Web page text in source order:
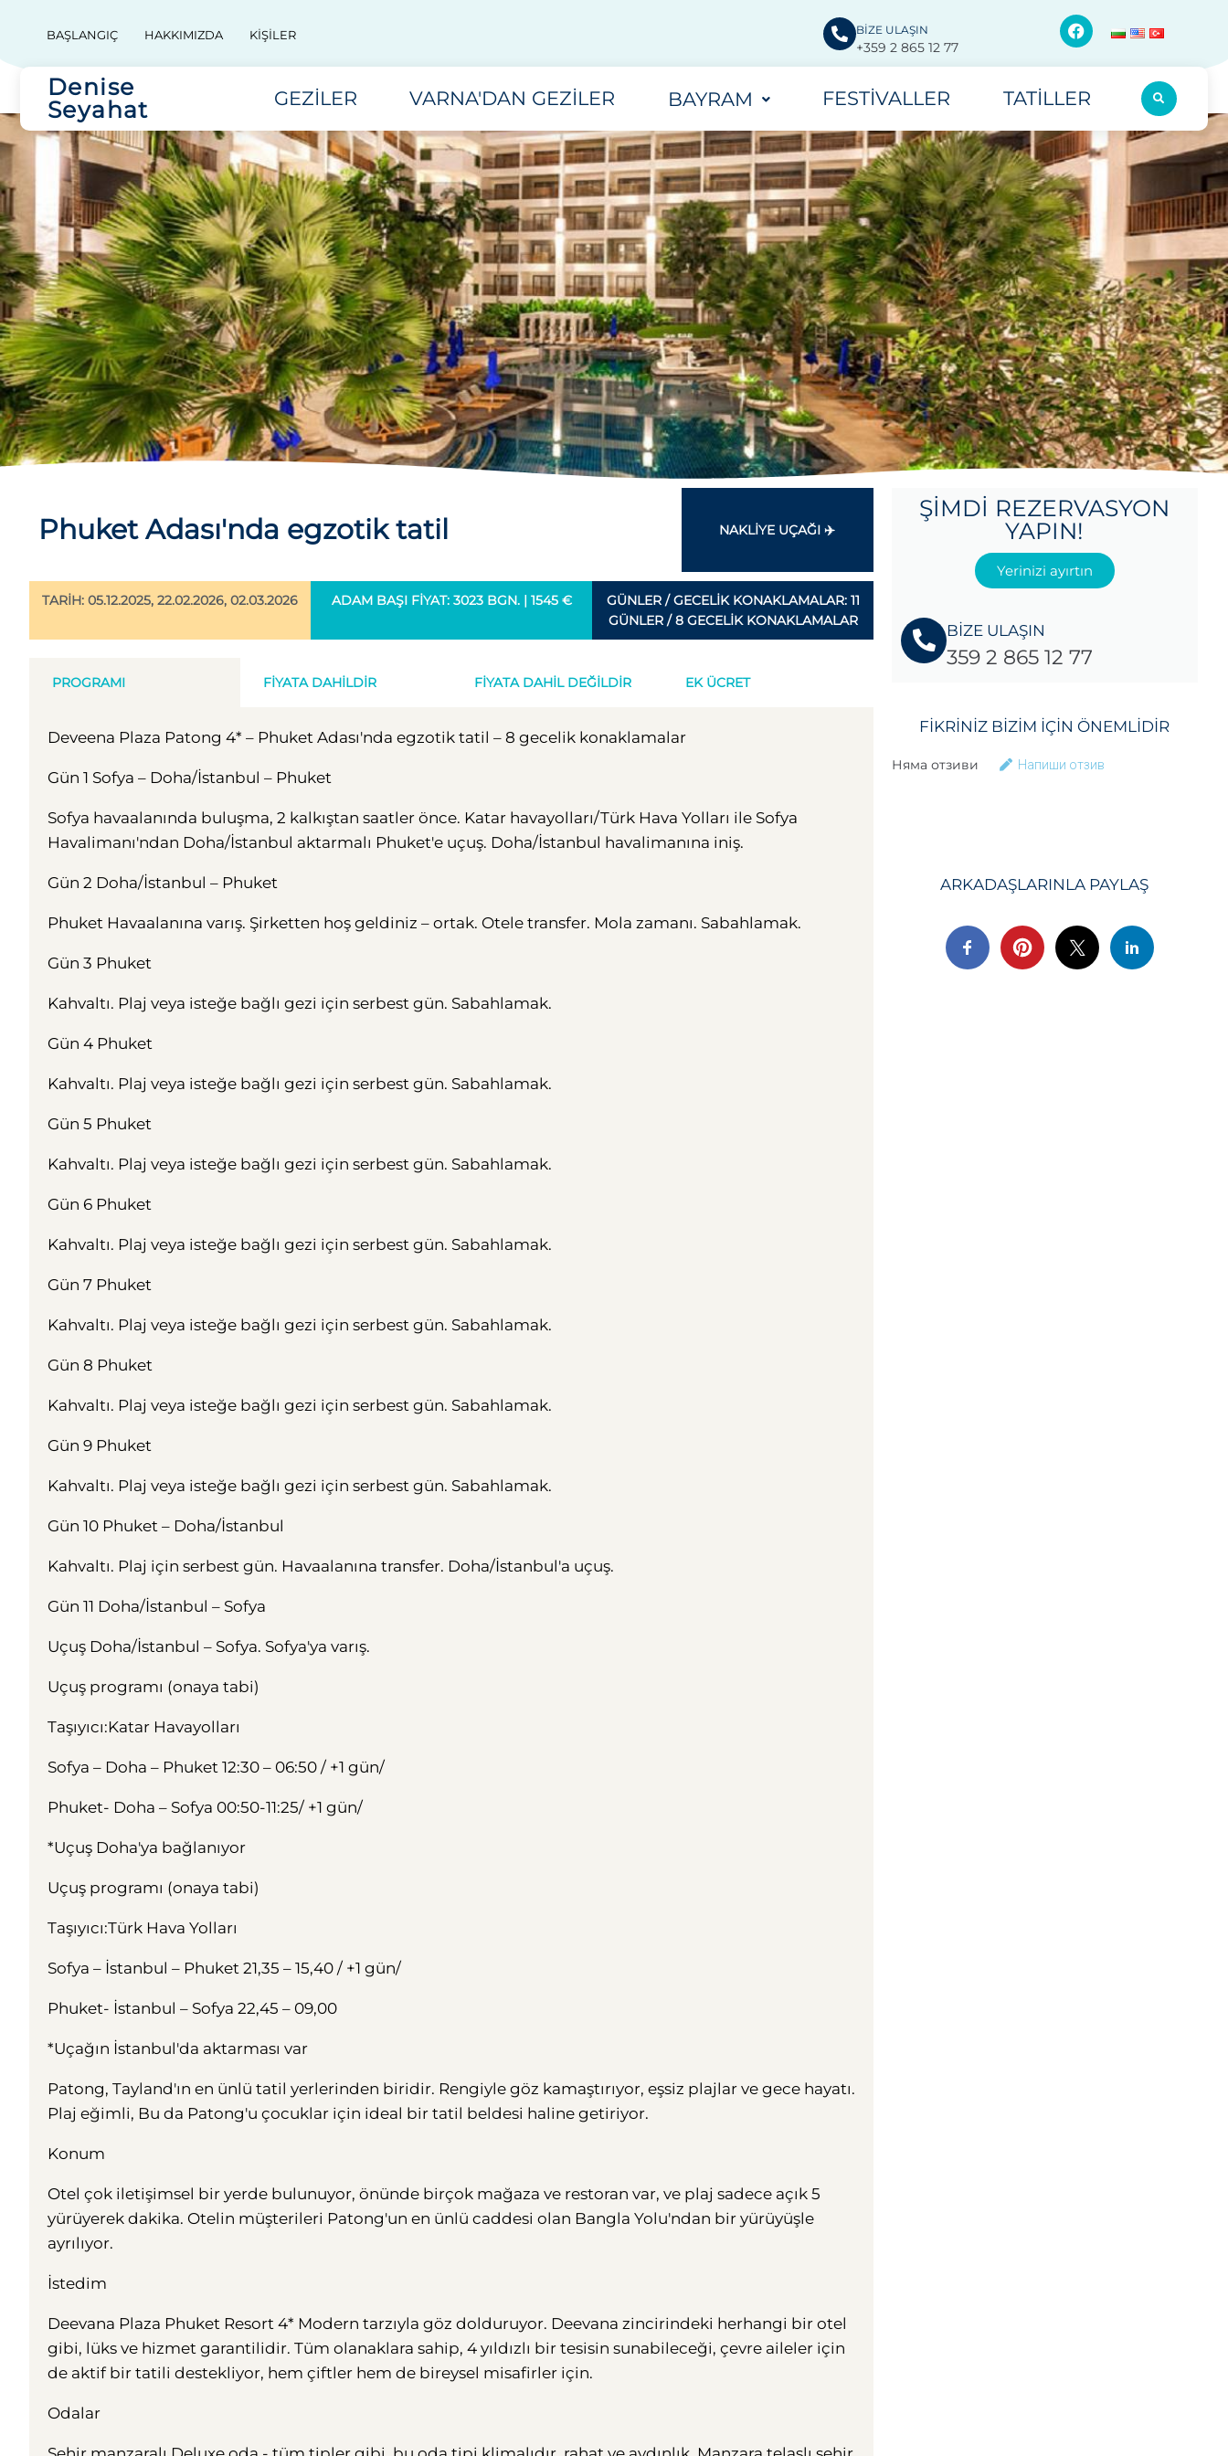
BAŞLANGIÇ HAKKIMIZDA KIŞILER BİZE ULAŞIN
+359 2 865 12 77
Denise
Seyahat
GEZILER VARNA'DAN GEZILER BAYRAM FESTIVALLER TATILLER
Phuket Adası'nda egzotik tatil NAKLIYE UÇAĞI ✈️
TARİH: 05.12.2025, 22.02.2026, 02.03.2026 ADAM BAŞI FIYAT: 3023 BGN. | 1545 €
GÜNLER / GECELIK KONAKLAMALAR: 11
GÜNLER / 8 GECELIK KONAKLAMALAR
PROGRAMI FIYATA DAHILDIR FIYATA DAHIL DEĞILDIR EK ÜCRET
Deveena Plaza Patong 4* – Phuket Adası'nda egzotik tatil – 8 gecelik konaklamalar
Gün 1 Sofya – Doha/İstanbul – Phuket
Sofya havaalanında buluşma, 2 kalkıştan saatler önce. Katar havayolları/Türk Hava Yolları ile Sofya
Havalimanı'ndan Doha/İstanbul aktarmalı Phuket'e uçuş. Doha/İstanbul havalimanına iniş.
Gün 2 Doha/İstanbul – Phuket
Phuket Havaalanına varış. Şirketten hoş geldiniz – ortak. Otele transfer. Mola zamanı. Sabahlamak.
Gün 3 Phuket
Kahvaltı. Plaj veya isteğe bağlı gezi için serbest gün. Sabahlamak.
Gün 4 Phuket
Kahvaltı. Plaj veya isteğe bağlı gezi için serbest gün. Sabahlamak.
Gün 5 Phuket
Kahvaltı. Plaj veya isteğe bağlı gezi için serbest gün. Sabahlamak.
Gün 6 Phuket
Kahvaltı. Plaj veya isteğe bağlı gezi için serbest gün. Sabahlamak.
Gün 7 Phuket
Kahvaltı. Plaj veya isteğe bağlı gezi için serbest gün. Sabahlamak.
Gün 8 Phuket
Kahvaltı. Plaj veya isteğe bağlı gezi için serbest gün. Sabahlamak.
Gün 9 Phuket
Kahvaltı. Plaj veya isteğe bağlı gezi için serbest gün. Sabahlamak.
Gün 10 Phuket – Doha/İstanbul
Kahvaltı. Plaj için serbest gün. Havaalanına transfer. Doha/İstanbul'a uçuş.
Gün 11 Doha/İstanbul – Sofya
Uçuş Doha/İstanbul – Sofya. Sofya'ya varış.
Uçuş programı (onaya tabi)
Taşıyıcı:Katar Havayolları
Sofya – Doha – Phuket 12:30 – 06:50 / +1 gün/
Phuket- Doha – Sofya 00:50-11:25/ +1 gün/
*Uçuş Doha'ya bağlanıyor
Uçuş programı (onaya tabi)
Taşıyıcı:Türk Hava Yolları
Sofya – İstanbul – Phuket 21,35 – 15,40 / +1 gün/
Phuket- İstanbul – Sofya 22,45 – 09,00
*Uçağın İstanbul'da aktarması var
Patong, Tayland'ın en ünlü tatil yerlerinden biridir. Rengiyle göz kamaştırıyor, eşsiz plajlar ve gece hayatı.
Plaj eğimli, Bu da Patong'u çocuklar için ideal bir tatil beldesi haline getiriyor.
Konum
Otel çok iletişimsel bir yerde bulunuyor, önünde birçok mağaza ve restoran var, ve plaj sadece açık 5
yürüyerek dakika. Otelin müşterileri Patong'un en ünlü caddesi olan Bangla Yolu'ndan bir yürüyüşle
ayrılıyor.
İstedim
Deevana Plaza Phuket Resort 4* Modern tarzıyla göz dolduruyor. Deevana zincirindeki herhangi bir otel
gibi, lüks ve hizmet garantilidir. Tüm olanaklara sahip, 4 yıldızlı bir tesisin sunabileceği, çevre aileler için
de aktif bir tatili destekliyor, hem çiftler hem de bireysel misafirler için.
Odalar
ŞIMDI REZERVASYON
YAPIN!
Yerinizi ayırtın
BİZE ULAŞIN
359 2 865 12 77
FIKRINIZ BIZIM IÇIN ÖNEMLIDIR
Няма отзиви Напиши отзив
ARKADAŞLARINLA ​​PAYLAŞ